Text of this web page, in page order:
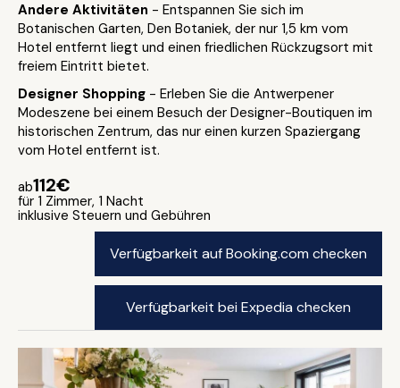
Andere Aktivitäten - Entspannen Sie sich im
Botanischen Garten, Den Botaniek, der nur 1,5 km vom
Hotel entfernt liegt und einen friedlichen Rückzugsort mit
freiem Eintritt bietet.
Designer Shopping - Erleben Sie die Antwerpener
Modeszene bei einem Besuch der Designer-Boutiquen im
historischen Zentrum, das nur einen kurzen Spaziergang
vom Hotel entfernt ist.
ab112€
für 1 Zimmer, 1 Nacht
inklusive Steuern und Gebühren
Verfügbarkeit auf Booking.com checken
Verfügbarkeit bei Expedia checken